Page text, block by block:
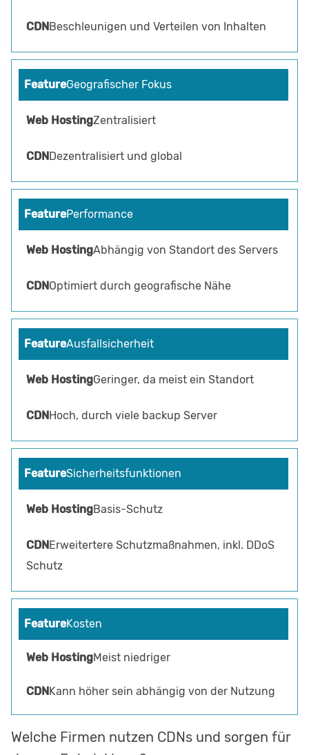
Beschleunigen und Verteilen von Inhalten
Geografischer Fokus
Zentralisiert
Dezentralisiert und global
Performance
Abhängig von Standort des Servers
Optimiert durch geografische Nähe
Ausfallsicherheit
Geringer, da meist ein Standort
Hoch, durch viele backup Server
Sicherheitsfunktionen
Basis-Schutz
Erweitertere Schutzmaßnahmen, inkl. DDoS
Schutz
Kosten
Meist niedriger
Kann höher sein abhängig von der Nutzung
Welche Firmen nutzen CDNs und sorgen für